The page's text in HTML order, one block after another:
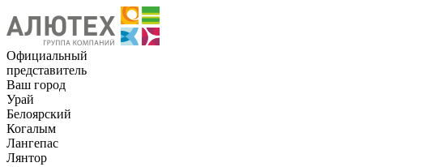
Официальный
представитель
Ваш город
Урай
Белоярский
Когалым
Лангепас
Лянтор